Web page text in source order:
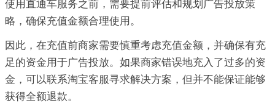
使用直通车服务之前，需要提前评估和规划广告投放策
略，确保充值金额合理使用。
因此，在充值前商家需要慎重考虑充值金额，并确保有充
足的资金用于广告投放。如果商家错误地充入了过多的资
金，可以联系淘宝客服寻求解决方案，但并不能保证能够
获得全额退款。